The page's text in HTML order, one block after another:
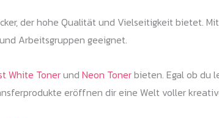
der hohe Qualität und Vielseitigkeit bietet.
Arbeitsgruppen geeignet.
White Tonerund Neon Tonerbieten. Egal ob du
eröffnen dir eine Welt voller